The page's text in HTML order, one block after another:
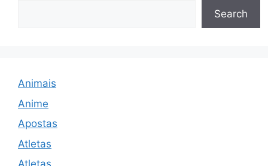
Search
Animais
Anime
Apostas
Atletas